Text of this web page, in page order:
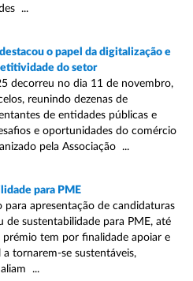
...
o papel da digitalização e
do setor
decorreu no dia 11 de novembro,
reunindo dezenas de
de entidades públicas e
e oportunidades do comércio
pela Associação ...
para PME
para apresentação de candidaturas
de sustentabilidade para PME, até
tem por finalidade apoiar e
tornarem-se sustentáveis,
...